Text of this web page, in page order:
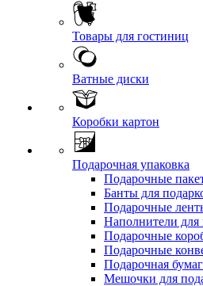
Товары для гостиниц
Ватные диски
Коробки картон
Подарочная упаковка
Подарочные
Банты для
Подарочные
Наполнители для
Подарочные
Подарочные
Подарочная
Мешочки для